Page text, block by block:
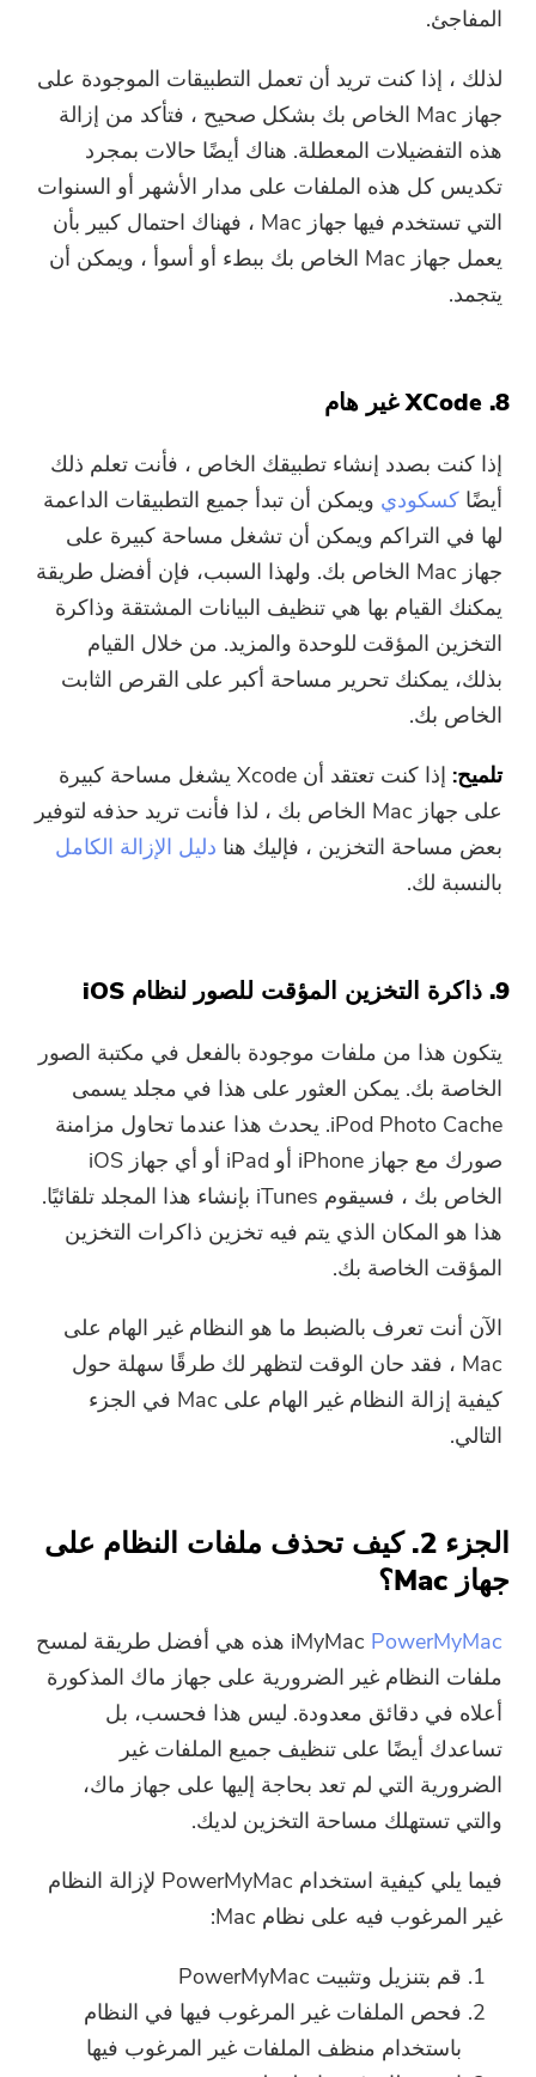
المفاجئ.
لذلك ، إذا كنت تريد أن تعمل التطبيقات الموجودة على
جهاز Mac الخاص بك بشكل صحيح ، فتأكد من إزالة
هذه التفضيلات المعطلة. هناك أيضًا حالات بمجرد
تكديس كل هذه الملفات على مدار الأشهر أو السنوات
التي تستخدم فيها جهاز Mac ، فهناك احتمال كبير بأن
يعمل جهاز Mac الخاص بك ببطء أو أسوأ ، ويمكن أن
يتجمد.
8. XCode غير هام
إذا كنت بصدد إنشاء تطبيقك الخاص ، فأنت تعلم ذلك
أيضًاكسكودي ويمكن أن تبدأ جميع التطبيقات الداعمة
لها في التراكم ويمكن أن تشغل مساحة كبيرة على
جهاز Mac الخاص بك. ولهذا السبب، فإن أفضل طريقة
يمكنك القيام بها هي تنظيف البيانات المشتقة وذاكرة
التخزين المؤقت للوحدة والمزيد. من خلال القيام
بذلك، يمكنك تحرير مساحة أكبر على القرص الثابت
الخاص بك.
تلميح:
إذا كنت تعتقد أن Xcode يشغل مساحة كبيرة
على جهاز Mac الخاص بك ، لذا فأنت تريد حذفه لتوفير
بعض مساحة التخزين ، فإليك هنا دليل الإزالة الكامل
بالنسبة لك.
9. ذاكرة التخزين المؤقت للصور لنظام iOS
يتكون هذا من ملفات موجودة بالفعل في مكتبة الصور
الخاصة بك. يمكن العثور على هذا في مجلد يسمى
iPod Photo Cache. يحدث هذا عندما تحاول مزامنة
صورك مع جهاز iPhone أو iPad أو أي جهاز iOS
الخاص بك ، فسيقوم iTunes بإنشاء هذا المجلد تلقائيًا.
هذا هو المكان الذي يتم فيه تخزين ذاكرات التخزين
المؤقت الخاصة بك.
الآن أنت تعرف بالضبط ما هو النظام غير الهام على
Mac ، فقد حان الوقت لتظهر لك طرقًا سهلة حول
كيفية إزالة النظام غير الهام على Mac في الجزء
التالي.
الجزء 2. كيف تحذف ملفات النظام على
جهاز Mac؟
iMyMac PowerMyMac
هذه هي أفضل طريقة لمسح
ملفات النظام غير الضرورية على جهاز ماك المذكورة
أعلاه في دقائق معدودة. ليس هذا فحسب، بل
تساعدك أيضًا على تنظيف جميع الملفات غير
الضرورية التي لم تعد بحاجة إليها على جهاز ماك،
والتي تستهلك مساحة التخزين لديك.
فيما يلي كيفية استخدام PowerMyMac لإزالة النظام
غير المرغوب فيه على نظام Mac:
قم بتنزيل وتثبيت PowerMyMac
فحص الملفات غير المرغوب فيها في النظام
باستخدام منظف الملفات غير المرغوب فيها
اشترك في أفضل عروضنا وأخبارنا
حول تطبيقات iMyMac.
الحارة موجه
يمكن أن يكون هذا البرنامج فقط لا
يمكن تنزيل هذا البرنامج واستخدامه